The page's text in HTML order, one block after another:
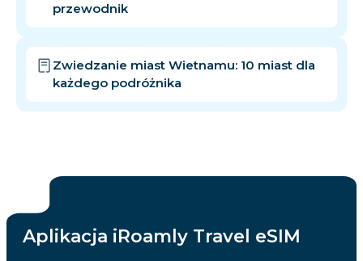
przewodnik
Zwiedzanie miast Wietnamu: 10 miast dla
każdego podróżnika
Aplikacja iRoamly Travel eSIM